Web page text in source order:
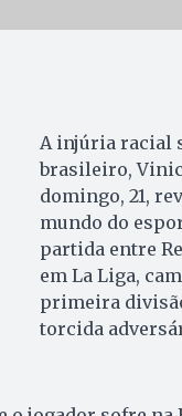
A injúria racial
brasileiro,
domingo, 21,
mundo do
partida entre
em La Liga,
primeira
torcida